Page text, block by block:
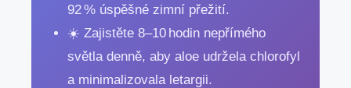
92 % úspěšné zimní přežití.
☀️ Zajistěte 8–10 hodin nepřímého
světla denně, aby aloe udržela chlorofyl
a minimalizovala letargii.